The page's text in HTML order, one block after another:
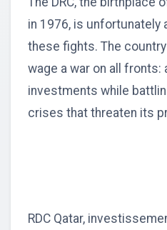
in 1976, is unfortunately
these fights. The
wage a war on all
investments while
crises that threaten its
RDC Qatar,